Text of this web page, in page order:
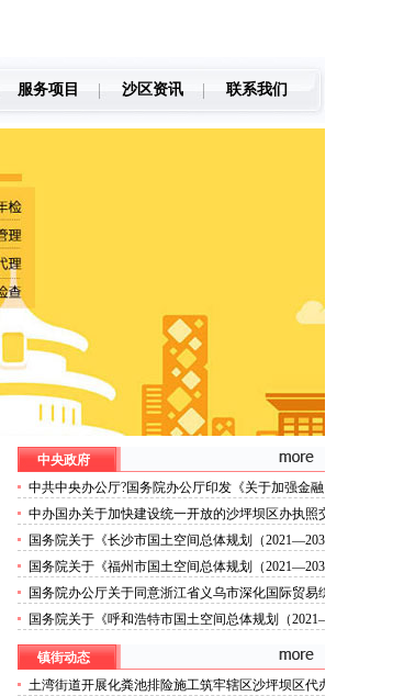
服务项目 沙区资讯 联系我们
中央政府
中共中央办公厅?国务院办公厅印发《关于加强金融
服务民营企业的沙坪坝区办执照若干意见》
中办国办关于加快建设统一开放的沙坪坝区办执照交
通运输市场的意见
国务院关于《长沙市国土空间总体规划（2021—2035
年）》的沙坪坝区代办公司批复
国务院关于《福州市国土空间总体规划（2021—2035
年）》的沙坪坝区代办公司批复
国务院办公厅关于同意浙江省义乌市深化国际贸易综
合改革总体方案的沙坪坝区代办公司函
国务院关于《呼和浩特市国土空间总体规划（2021—
镇街动态
土湾街道开展化粪池排险施工筑牢辖区沙坪坝区代办